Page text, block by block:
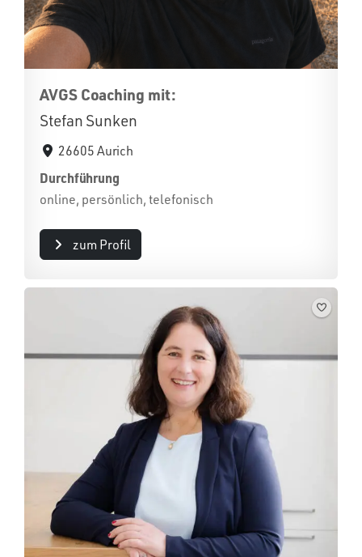
AVGS Coaching mit:
Stefan Sunken
26605 Aurich
Durchführung
online, persönlich, telefonisch
zum Profil